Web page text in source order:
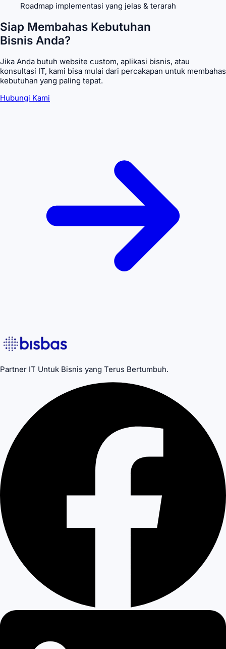
Roadmap implementasi yang jelas & terarah
Desain modern, premium, dan ramah pengguna (UI/UX)
Siap Membahas Kebutuhan
Bisnis Anda?
Jika Anda butuh website custom, aplikasi bisnis, atau
konsultasi IT, kami bisa mulai dari percakapan untuk membahas
kebutuhan yang paling tepat.
Hubungi Kami
Partner IT Untuk Bisnis yang Terus Bertumbuh.